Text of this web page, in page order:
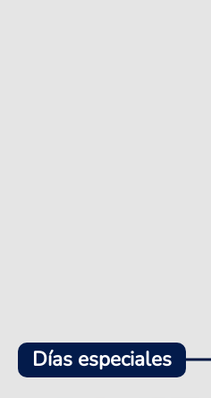
Días especiales